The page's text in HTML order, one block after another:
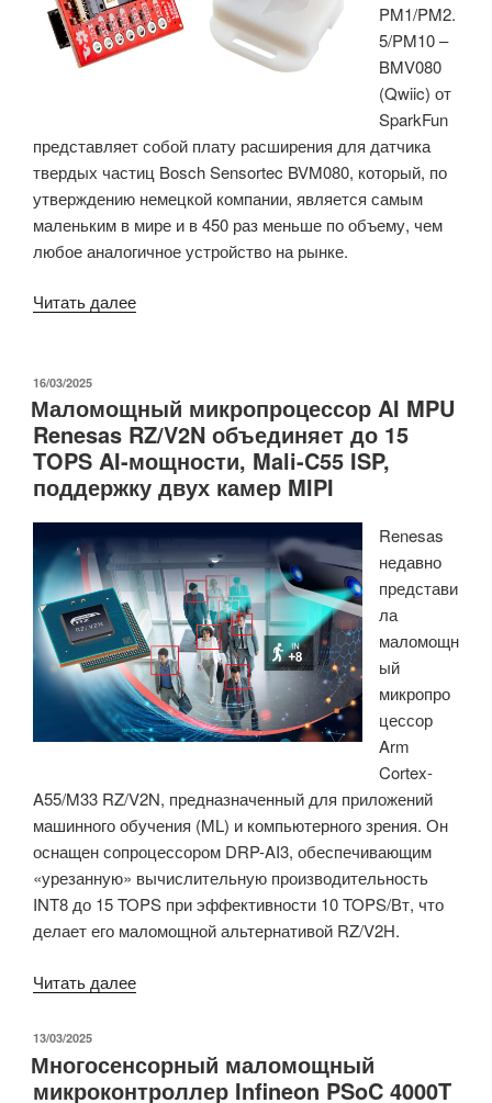
получил
новый
«метод
быстрого
мигания»»
PM1/PM2.
5/PM10 –
BMV080
(Qwiic) от
SparkFun
представляет собой плату расширения для датчика
твердых частиц Bosch Sensortec BVM080, который, по
утверждению немецкой компании, является самым
маленьким в мире и в 450 раз меньше по объему, чем
любое аналогичное устройство на рынке.
Читать далее«Датчик
Air
Quality
PM1/PM2.5/PM10
оснащен
Bosch
BVM080
—
самым
маленьким
в
мире
датчиком
твердых
ОПУБЛИКОВАНО
16/03/2025
Маломощный микропроцессор AI MPU
Renesas RZ/V2N объединяет до 15
TOPS AI-мощности, Mali-C55 ISP,
поддержку двух камер MIPI
Renesas
недавно
представи
ла
маломощн
ый
микропро
цессор
Arm
Cortex-
A55/M33 RZ/V2N, предназначенный для приложений
машинного обучения (ML) и компьютерного зрения. Он
оснащен сопроцессором DRP-AI3, обеспечивающим
«урезанную» вычислительную производительность
INT8 до 15 TOPS при эффективности 10 TOPS/Вт, что
делает его маломощной альтернативой RZ/V2H.
Читать далее«Маломощный
MPU
Renesas
ОПУБЛИКОВАНО
13/03/2025
Многосенсорный маломощный
микроконтроллер Infineon PSoC 4000T